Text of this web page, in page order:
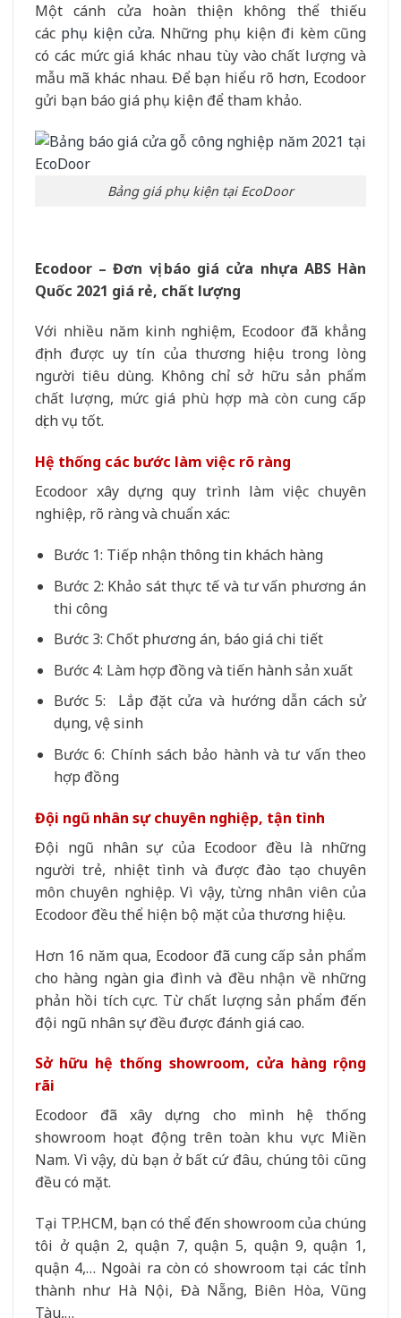
Một cánh cửa hoàn thiện không thể thiếu
các phụ kiện cửa. Những phụ kiện đi kèm cũng
có các mức giá khác nhau tùy vào chất lượng và
mẫu mã khác nhau. Để bạn hiểu rõ hơn, Ecodoor
gửi bạn báo giá phụ kiện để tham khảo.
Bảng giá phụ kiện tại EcoDoor
Ecodoor – Đơn vị báo giá cửa nhựa ABS Hàn
Quốc 2021 giá rẻ, chất lượng
Với nhiều năm kinh nghiệm, Ecodoor đã khẳng
định được uy tín của thương hiệu trong lòng
người tiêu dùng. Không chỉ sở hữu sản phẩm
chất lượng, mức giá phù hợp mà còn cung cấp
dịch vụ tốt.
Hệ thống các bước làm việc rõ ràng
Ecodoor xây dựng quy trình làm việc chuyên
nghiệp, rõ ràng và chuẩn xác:
Bước 1: Tiếp nhận thông tin khách hàng
Bước 2: Khảo sát thực tế và tư vấn phương án
thi công
Bước 3: Chốt phương án, báo giá chi tiết
Bước 4: Làm hợp đồng và tiến hành sản xuất
Bước 5: Lắp đặt cửa và hướng dẫn cách sử
dụng, vệ sinh
Bước 6: Chính sách bảo hành và tư vấn theo
hợp đồng
Đội ngũ nhân sự chuyên nghiệp, tận tình
Đội ngũ nhân sự của Ecodoor đều là những
người trẻ, nhiệt tình và được đào tạo chuyên
môn chuyên nghiệp. Vì vậy, từng nhân viên của
Ecodoor đều thể hiện bộ mặt của thương hiệu.
Hơn 16 năm qua, Ecodoor đã cung cấp sản phẩm
cho hàng ngàn gia đình và đều nhận về những
phản hồi tích cực. Từ chất lượng sản phẩm đến
đội ngũ nhân sự đều được đánh giá cao.
Sở hữu hệ thống showroom, cửa hàng rộng
rãi
Ecodoor đã xây dựng cho mình hệ thống
showroom hoạt động trên toàn khu vực Miền
Nam. Vì vậy, dù bạn ở bất cứ đâu, chúng tôi cũng
đều có mặt.
Tại TP.HCM, bạn có thể đến showroom của chúng
tôi ở quận 2, quận 7, quận 5, quận 9, quận 1,
quận 4,… Ngoài ra còn có showroom tại các tỉnh
thành như Hà Nội, Đà Nẵng, Biên Hòa, Vũng
Tàu,…